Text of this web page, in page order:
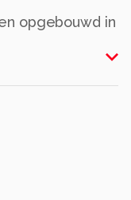
opgebouwd in